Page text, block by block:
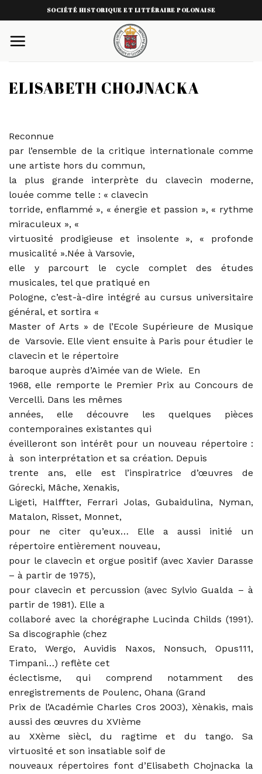
to
content
SOCIÉTÉ HISTORIQUE ET LITTÉRAIRE POLONAISE
ELISABETH CHOJNACKA
Reconnue
par l’ensemble de la critique internationale comme
une artiste hors du commun,
la plus grande interprète du clavecin moderne,
louée comme telle : « clavecin
torride, enflammé », « énergie et passion », « rythme
miraculeux », «
virtuosité prodigieuse et insolente », « profonde
musicalité ».Née à Varsovie,
elle y parcourt le cycle complet des études
musicales, tel que pratiqué en
Pologne, c’est-à-dire intégré au cursus universitaire
général, et sortira «
Master of Arts » de l’Ecole Supérieure de Musique
de Varsovie. Elle vient ensuite à Paris pour étudier le
clavecin et le répertoire
baroque auprès d’Aimée van de Wiele. En
1968, elle remporte le Premier Prix au Concours de
Vercelli. Dans les mêmes
années, elle découvre les quelques pièces
contemporaines existantes qui
éveilleront son intérêt pour un nouveau répertoire :
à son interprétation et sa création. Depuis
trente ans, elle est l’inspiratrice d’œuvres de
Górecki, Mâche, Xenakis,
Ligeti, Halffter, Ferrari Jolas, Gubaidulina, Nyman,
Matalon, Risset, Monnet,
pour ne citer qu’eux… Elle a aussi initié un
répertoire entièrement nouveau,
pour le clavecin et orgue positif (avec Xavier Darasse
– à partir de 1975),
pour clavecin et percussion (avec Sylvio Gualda – à
partir de 1981). Elle a
collaboré avec la chorégraphe Lucinda Childs (1991).
Sa discographie (chez
Erato, Wergo, Auvidis Naxos, Nonsuch, Opus111,
Timpani…) reflète cet
éclectisme, qui comprend notamment des
enregistrements de Poulenc, Ohana (Grand
Prix de l’Académie Charles Cros 2003), Xènakis, mais
aussi des œuvres du XVIème
au XXème siècl, du ragtime et du tango. Sa
virtuosité et son insatiable soif de
nouveaux répertoires font d’Elisabeth Chojnacka la